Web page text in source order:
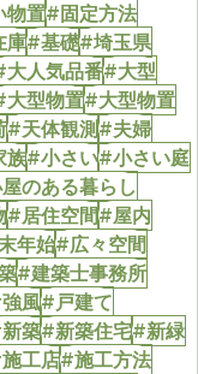
物置#固定方法
庫#基礎#埼玉県
人気品番#大型
型物置#大型物置
#天体観測#夫婦
族#小さい#小さい庭
のある暮らし
#居住空間#屋内
年始#広々空間
#建築士事務所
風#戸建て
築#新築住宅#新緑
工店#施工方法